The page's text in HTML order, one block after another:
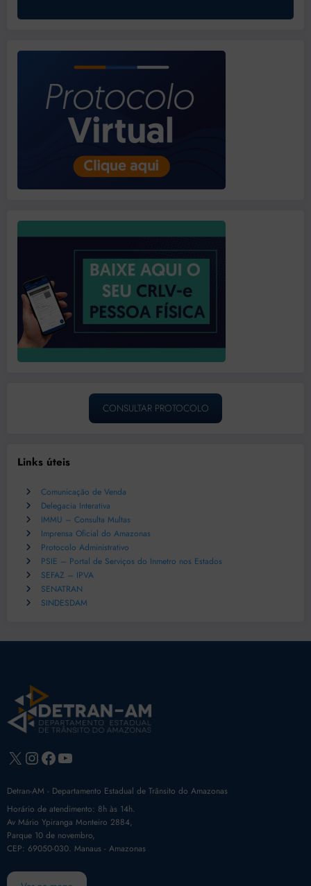
CONSULTAR PROTOCOLO
Links úteis
Comunicação de Venda
Delegacia Interativa
IMMU – Consulta Multas
Imprensa Oficial do Amazonas
Protocolo Administrativo
PSIE – Portal de Serviços do Inmetro nos Estados
SEFAZ – IPVA
SENATRAN
SINDESDAM
X Instagram
Facebook
Youtube
Detran-AM - Departamento Estadual de Trânsito do Amazonas
Horário de atendimento: 8h às 14h.
Av Mário Ypiranga Monteiro 2884,
Parque 10 de novembro,
CEP: 69050-030. Manaus - Amazonas